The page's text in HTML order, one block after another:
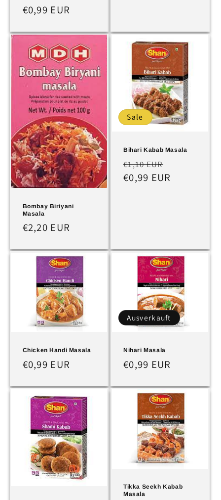
Normaler
€0,99 EUR
Bombay Biriyani
Masala
Normaler
€2,20 EUR
Sale
Bihari Kabab Masala
Normaler
Preis
€1,10 EUR
€0,99 EUR
Chicken Handi Masala
Normaler
€0,99 EUR
Ausverkauft
Nihari Masala
Normaler
€0,99 EUR
Tikka Seekh Kabab
Masala